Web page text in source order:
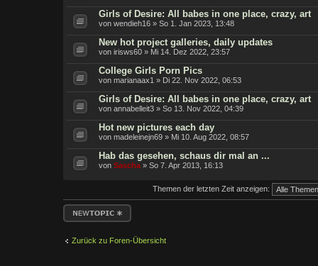
Girls of Desire: All babes in one place, crazy, art
von wendieh16 » So 1. Jan 2023, 13:48
New hot project galleries, daily updates
von irisws60 » Mi 14. Dez 2022, 23:57
College Girls Porn Pics
von marianaax1 » Di 22. Nov 2022, 06:53
Girls of Desire: All babes in one place, crazy, art
von annabelleit3 » So 13. Nov 2022, 04:39
Hot new pictures each day
von madeleinejn69 » Mi 10. Aug 2022, 08:57
Hab das gesehen, schaus dir mal an ...
von Sascha» So 7. Apr 2013, 16:13
Themen der letzten Zeit anzeigen:
Neues Thema
erstellen
Zurück zu Foren-Übersicht